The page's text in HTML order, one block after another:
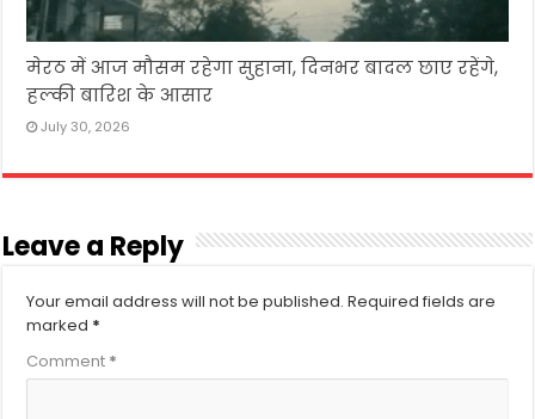
मेरठ में आज मौसम रहेगा सुहाना, दिनभर बादल छाए रहेंगे,
हल्की बारिश के आसार
July 30, 2026
Leave a Reply
Your email address will not be published. Required fields are
marked *
Comment *